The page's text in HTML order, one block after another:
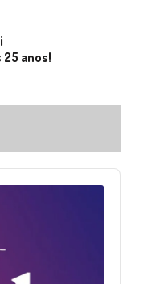
anos!